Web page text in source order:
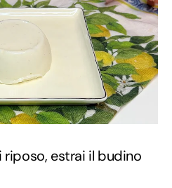
estrai il budino